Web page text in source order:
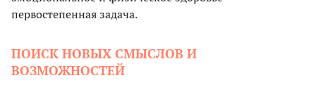
первостепенная задача.
ПОИСК НОВЫХ СМЫСЛОВ И
ВОЗМОЖНОСТЕЙ